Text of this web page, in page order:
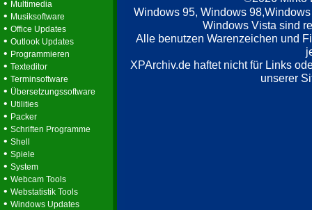
• Multimedia
• Musiksoftware
• Office Updates
• Outlook Updates
• Programmieren
• Texteditor
• Terminsoftware
• Übersetzungssoftware
• Utilities
• Packer
• Schriften Programme
• Shell
• Spiele
• System
• Webcam Tools
• Webstatistik Tools
• Windows Updates
Windows 95, Windows
Windows Vista sind
Alle benutzen Warenzeichen und
XPArchiv.de haftet nicht für Links
unserer